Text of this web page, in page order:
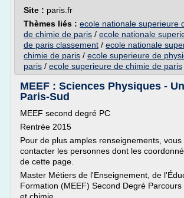
Site : paris.fr
Thèmes liés : ecole nationale superieure
de chimie de paris / ecole nationale
de paris classement / ecole nationale
chimie de paris / ecole superieure de
paris / ecole superieure de chimie de paris
MEEF : Sciences Physiques -
Paris-Sud
MEEF second degré PC
Rentrée 2015
Pour de plus amples renseignements, vous
contacter les personnes dont les
de cette page.
Master Métiers de l'Enseignement, de
Formation (MEEF) Second Degré Parcours